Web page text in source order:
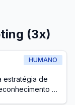
(3x)
HUMANO
estratégia de
da